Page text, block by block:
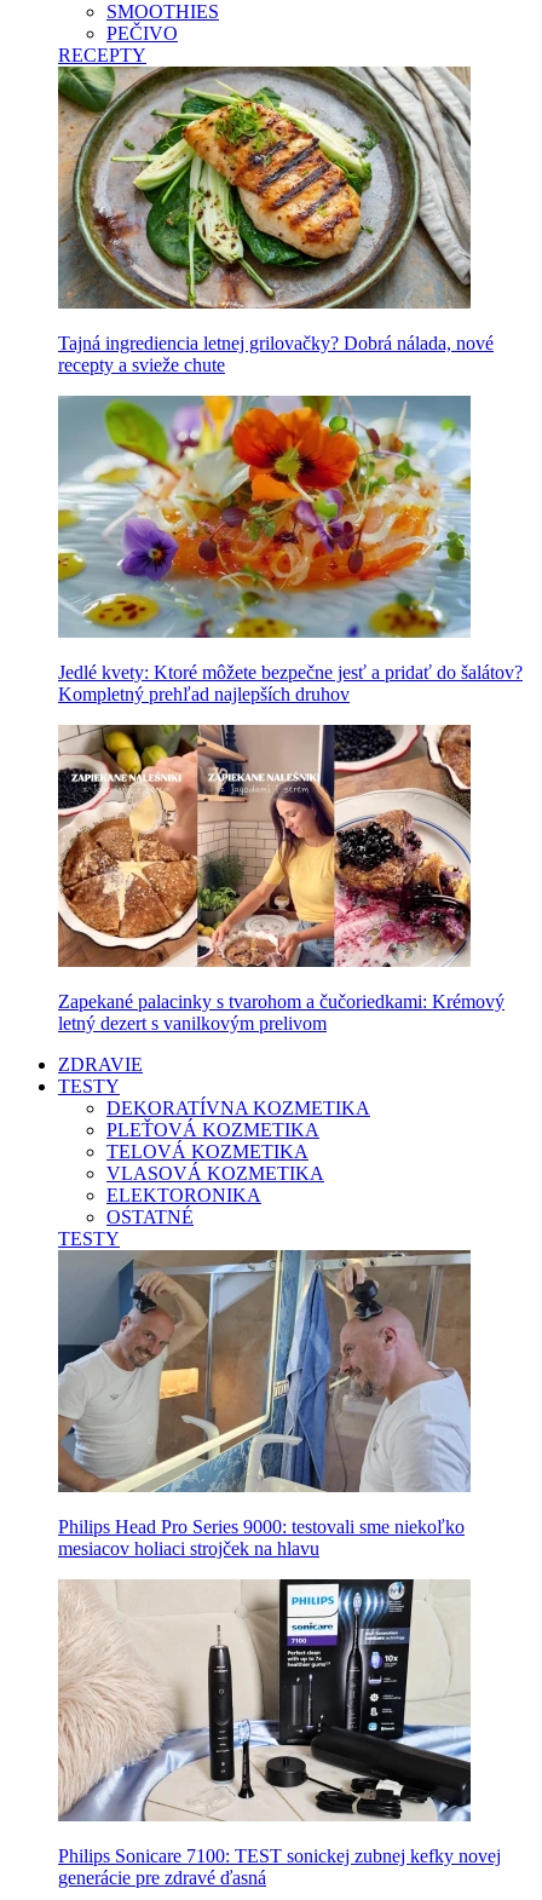
SMOOTHIES
PEČIVO
RECEPTY
Tajná ingrediencia letnej grilovačky? Dobrá nálada, nové
recepty a svieže chute
Jedlé kvety: Ktoré môžete bezpečne jesť a pridať do šalátov?
Kompletný prehľad najlepších druhov
Zapekané palacinky s tvarohom a čučoriedkami: Krémový
letný dezert s vanilkovým prelivom
ZDRAVIE
TESTY
DEKORATÍVNA KOZMETIKA
PLEŤOVÁ KOZMETIKA
TELOVÁ KOZMETIKA
VLASOVÁ KOZMETIKA
ELEKTORONIKA
OSTATNÉ
TESTY
Philips Head Pro Series 9000: testovali sme niekoľko
mesiacov holiaci strojček na hlavu
Philips Sonicare 7100: TEST sonickej zubnej kefky novej
generácie pre zdravé ďasná